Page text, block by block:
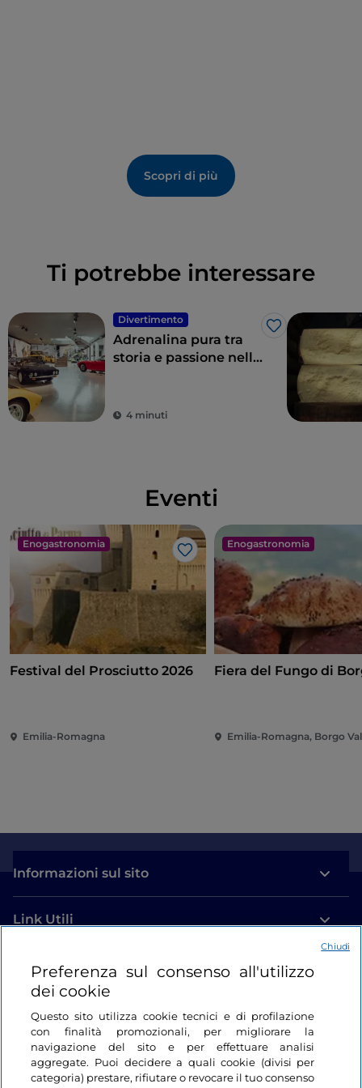
Scopri di più
Ti potrebbe interessare
Divertimento
Like
Adrenalina pura tra
storia e passione nella
4 minuti
Eventi
Enogastronomia
Like
Festival del Prosciutto 2026
Emilia-Romagna
Enogastronomia
Fiera del Fungo di
Emilia-Romagna, Borgo
Informazioni sul sito
Link Utili
Login
Restiamo in contatto
Preferenza sul consenso all'utilizzo
dei cookie
Questo sito utilizza cookie tecnici e di profilazione
con finalità promozionali, per migliorare la
navigazione del sito e per effettuare analisi
aggregate. Puoi decidere a quali cookie (divisi per
categoria) prestare, rifiutare o revocare il tuo consenso
Chiudi